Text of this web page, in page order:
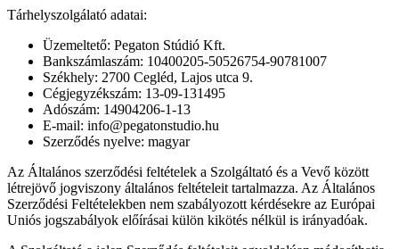
Tárhelyszolgálató adatai:
Üzemeltető: Pegaton Stúdió Kft.
Bankszámlaszám: 10400205-50526754-90781007
Székhely: 2700 Cegléd, Lajos utca 9.
Cégjegyzékszám: 13-09-131495
Adószám: 14904206-1-13
E-mail: info@pegatonstudio.hu
Szerződés nyelve: magyar
Az Általános szerződési feltételek a Szolgáltató és a Vevő között
létrejövő jogviszony általános feltételeit tartalmazza. Az Általános
Szerződési Feltételekben nem szabályozott kérdésekre az Európai
Uniós jogszabályok előírásai külön kikötés nélkül is irányadóak.